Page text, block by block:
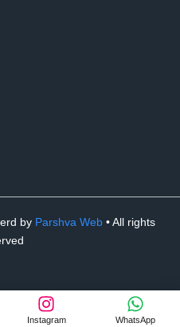
by Parshva Web • All rights
Instagram WhatsApp